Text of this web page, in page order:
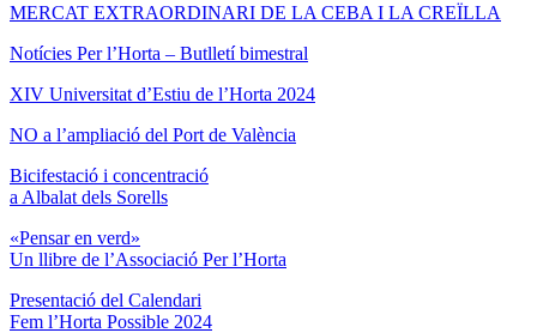
MERCAT EXTRAORDINARI DE LA CEBA I LA CREÏLLA
Notícies Per l’Horta – Butlletí bimestral
XIV Universitat d’Estiu de l’Horta 2024
NO a l’ampliació del Port de València
Bicifestació i concentració
a Albalat dels Sorells
«Pensar en verd»
Un llibre de l’Associació Per l’Horta
Presentació del Calendari
Fem l’Horta Possible 2024